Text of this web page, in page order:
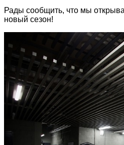
Рады сообщить, что мы
новый сезон!